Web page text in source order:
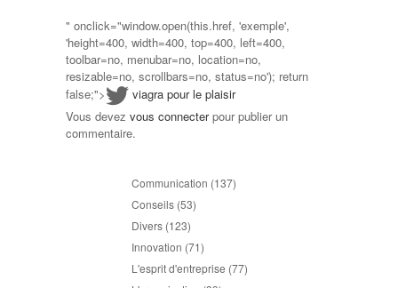
" onclick="window.open(this.href, 'exemple',
'height=400, width=400, top=400, left=400,
toolbar=no, menubar=no, location=no,
resizable=no, scrollbars=no, status=no'); return
false;">
viagra pour le plaisir
Vous devez vous connecterpour publier un
commentaire.
Communication (137)
Conseils (53)
Divers (123)
Innovation (71)
L'esprit d'entreprise (77)